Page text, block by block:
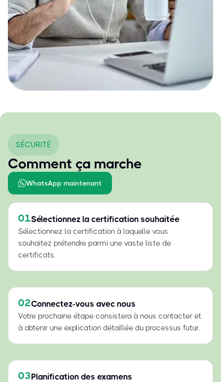
SÉCURITÉ
Comment ça marche
WhatsApp maintenant
01Sélectionnez la certification souhaitée
Sélectionnez la certification à laquelle vous
souhaitez prétendre parmi une vaste liste de
certificats.
02Connectez-vous avec nous
Votre prochaine étape consistera à nous contacter et
à obtenir une explication détaillée du processus futur.
03Planification des examens